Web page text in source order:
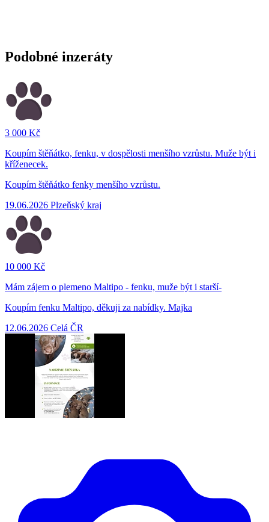
Podobné inzeráty
3 000 Kč
Koupím štěňátko, fenku, v dospělosti menšího vzrůstu. Muže být i
kříženecek.
Koupím štěňátko fenky menšího vzrůstu.
19.06.2026 Plzeňský kraj
10 000 Kč
Mám zájem o plemeno Maltipo - fenku, muže být i starší-
Koupím fenku Maltipo, děkuji za nabídky. Majka
12.06.2026 Celá ČR